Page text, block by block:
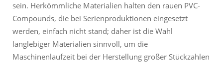
sein. Herkömmliche Materialien halten den rauen PVC-
Compounds, die bei Serienproduktionen eingesetzt
werden, einfach nicht stand; daher ist die Wahl
langlebiger Materialien sinnvoll, um die
Maschinenlaufzeit bei der Herstellung großer Stückzahlen